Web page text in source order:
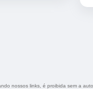
nossos links, é proibida sem a